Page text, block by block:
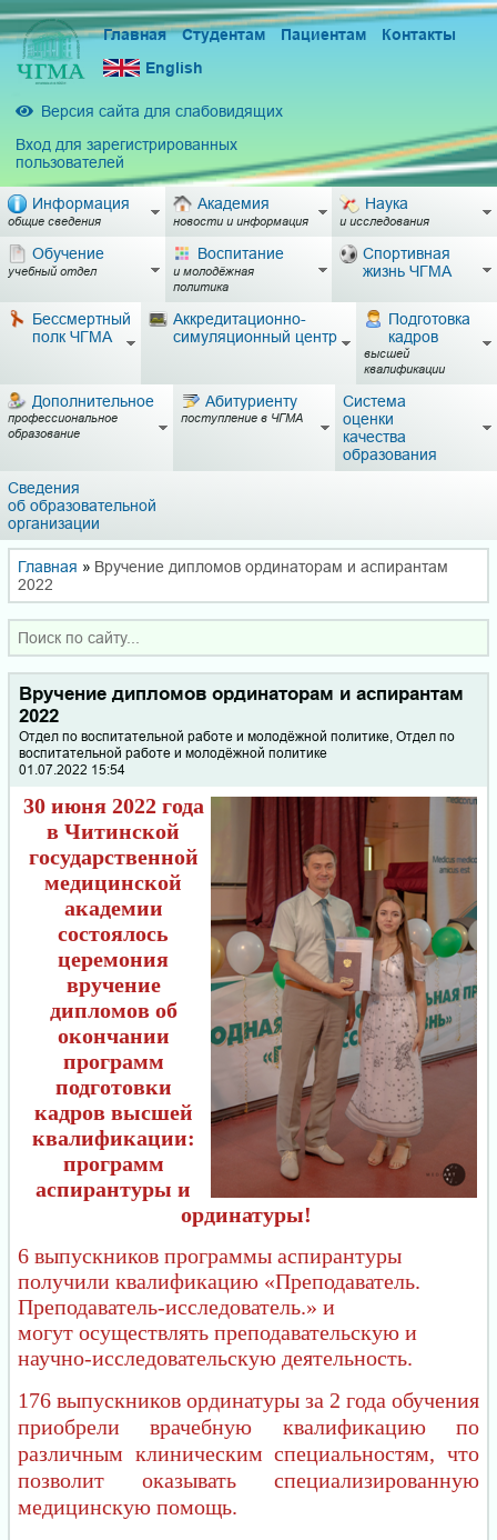
Главная Студентам Пациентам
Контакты
English
Версия сайта для слабовидящих
Вход для зарегистрированных
пользователей
Информация
общие сведения
Академия
новости и информация
Наука
и исследования
Обучение
учебный отдел
Воспитание
и молодёжная
политика
Спортивная
жизнь ЧГМА
Бессмертный
полк ЧГМА
Аккредитационно-
симуляционный центр
Подготовка
кадров
высшей
квалификации
Дополнительное
профессиональное
образование
Абитуриенту
поступление в ЧГМА
Система
оценки
качества
образования
Сведения
об образовательной
организации
Главная » Вручение дипломов ординаторам и аспирантам
2022
Вручение дипломов ординаторам и аспирантам
2022
Отдел по воспитательной работе и молодёжной политике, Отдел по
воспитательной работе и молодёжной политике
01.07.2022 15:54
30 июня 2022 года
в Читинской
государственной
медицинской
академии
состоялось
церемония
вручение
дипломов об
окончании
программ
подготовки
кадров высшей
квалификации:
программ
аспирантуры и
ординатуры!
6 выпускников программы аспирантуры
получили квалификацию «Преподаватель.
Преподаватель-исследователь.» и
могут осуществлять преподавательскую и
научно-исследовательскую деятельность.
176 выпускников ординатуры за 2 года обучения
приобрели врачебную квалификацию по
различным клиническим специальностям, что
позволит оказывать специализированную
медицинскую помощь.